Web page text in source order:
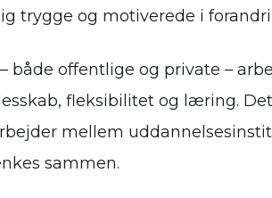
trygge og motiverede i
både offentlige og private –
fleksibilitet og læring.
mellem
sammen.